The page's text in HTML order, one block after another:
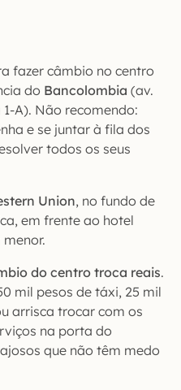
fazer câmbio no centro
do Bancolombia (av.
A). Não recomendo:
e se juntar à fila dos
todos os seus
Union, no fundo de
em frente ao hotel
do centro troca reais.
mil pesos de táxi, 25 mil
arrisca trocar com os
na porta do
que não têm medo